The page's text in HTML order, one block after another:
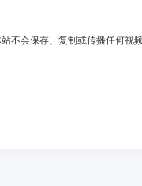
不会保存、复制或传播任何